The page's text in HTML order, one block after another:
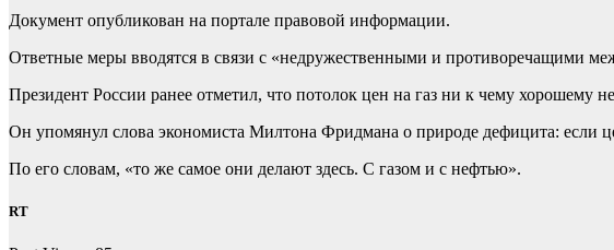
Документ опубликован на портале правовой информации.
Ответные меры вводятся в связи с «недружественными и противоречащими
Президент России ранее отметил, что потолок цен на газ ни к чему хорошему
Он упомянул слова экономиста Милтона Фридмана о природе дефицита: если
По его словам, «то же самое они делают здесь. С газом и с нефтью».
RT